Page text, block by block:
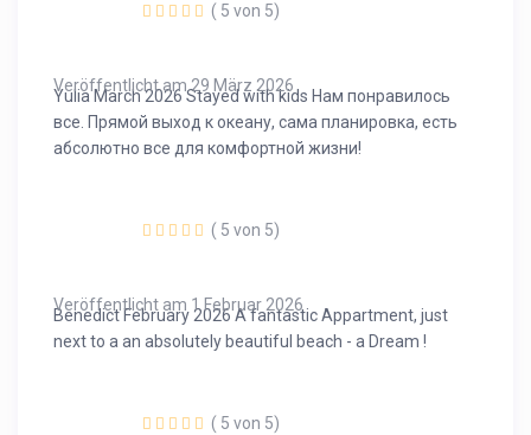
Veröffentlicht am 29 März 2026
( 5 von 5)
Yulia March 2026 Stayed with kids Нам понравилось
все. Прямой выход к океану, сама планировка, есть
абсолютно все для комфортной жизни!
Veröffentlicht am 1 Februar 2026
( 5 von 5)
Benedict February 2026 A fantastic Appartment, just
next to a an absolutely beautiful beach - a Dream !
( 5 von 5)